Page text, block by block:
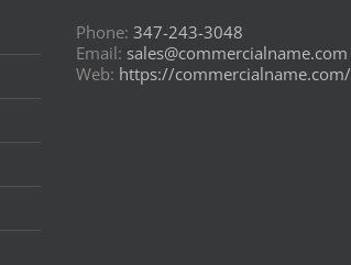
Phone:347-243-3048
Email: sales@commercialname.com
Web: https://commercialname.com/